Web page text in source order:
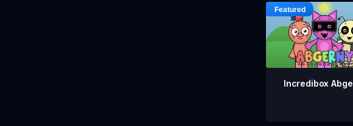
Incredibox